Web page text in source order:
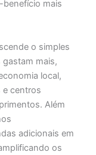
benefício mais
o simples
mais,
local,
e centros
Além
adicionais em
os